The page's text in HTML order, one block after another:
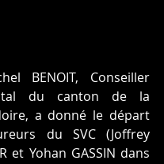
BENOIT, Conseiller
du canton de la
a donné le départ
du SVC (Joffrey
et Yohan GASSIN dans